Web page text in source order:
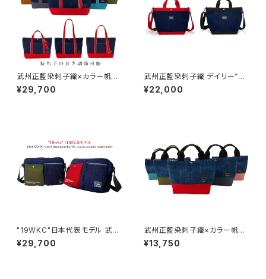
武州正藍染刺子織×カラー帆布
トートバッグ
¥29,700
武州正藍染刺子織 デイリー”２
WAY"トートバッグ
¥22,000
"19WKC"日本代表モデル 武州
正藍染刺子織ショルダーバッグ
¥29,700
武州正藍染刺子織×カラー帆布
LUNCHトートバッグ
¥13,750